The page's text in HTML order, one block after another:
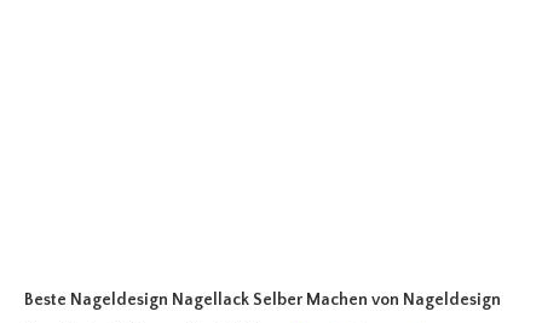
Beste Nageldesign Nagellack Selber Machen von Nageldesign